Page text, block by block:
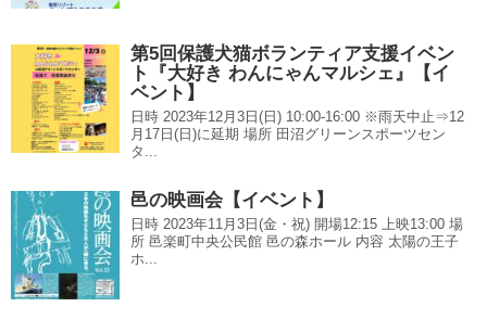
第5回保護犬猫ボランティア支援イベン
ト『大好き わんにゃんマルシェ』【イ
ベント】
日時 2023年12月3日(日) 10:00-16:00 ※雨天中止⇒12
月17日(日)に延期 場所 田沼グリーンスポーツセン
タ...
邑の映画会【イベント】
日時 2023年11月3日(金・祝) 開場12:15 上映13:00 場
所 邑楽町中央公民館 邑の森ホール 内容 太陽の王子
ホ...